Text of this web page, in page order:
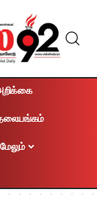
மேலும்